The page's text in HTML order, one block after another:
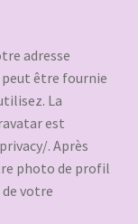
adresse
être fournie
La
est
. Après
photo de profil
votre